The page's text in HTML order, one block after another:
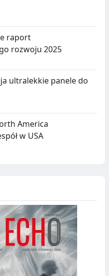
raport
rozwoju 2025
ultralekkie panele do
America
w USA